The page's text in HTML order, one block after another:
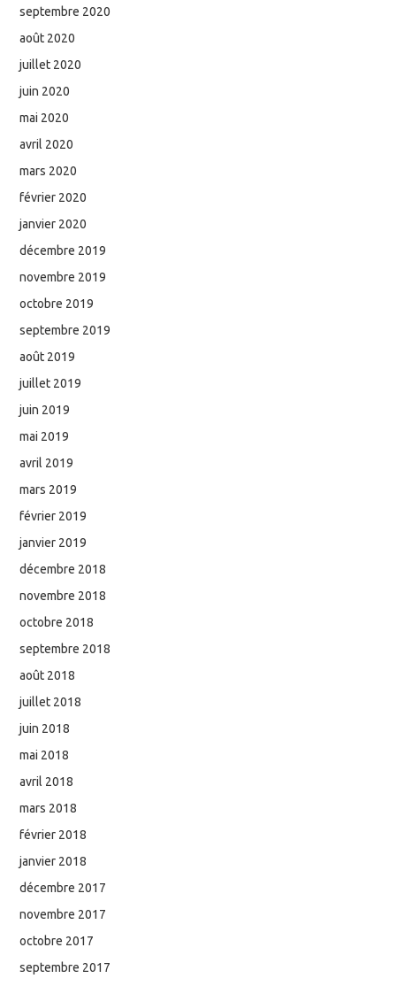
septembre 2020
août 2020
juillet 2020
juin 2020
mai 2020
avril 2020
mars 2020
février 2020
janvier 2020
décembre 2019
novembre 2019
octobre 2019
septembre 2019
août 2019
juillet 2019
juin 2019
mai 2019
avril 2019
mars 2019
février 2019
janvier 2019
décembre 2018
novembre 2018
octobre 2018
septembre 2018
août 2018
juillet 2018
juin 2018
mai 2018
avril 2018
mars 2018
février 2018
janvier 2018
décembre 2017
novembre 2017
octobre 2017
septembre 2017